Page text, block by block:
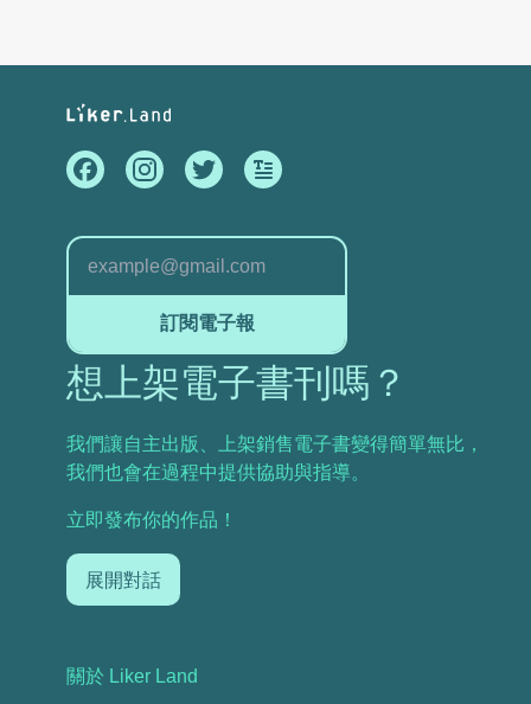
想上架電子書刊嗎？
我們讓自主出版、上架銷售電子書變得簡單無比，
我們也會在過程中提供協助與指導。
立即發布你的作品！
展開對話
關於 Liker Land
訂閱電子報